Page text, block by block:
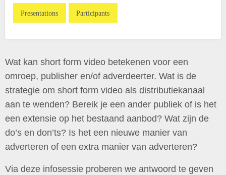
Presentations Participants
Wat kan short form video betekenen voor een
omroep, publisher en/of adverdeerter. Wat is de
strategie om short form video als distributiekanaal
aan te wenden? Bereik je een ander publiek of is het
een extensie op het bestaand aanbod? Wat zijn de
do’s en don’ts? Is het een nieuwe manier van
adverteren of een extra manier van adverteren?
Via deze infosessie proberen we antwoord te geven